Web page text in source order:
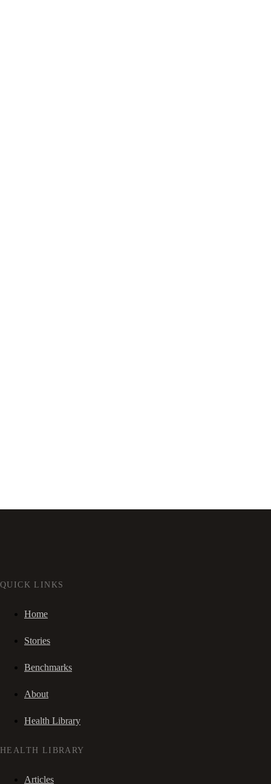
QUICK LINKS
Home
Stories
Benchmarks
About
Health Library
HEALTH LIBRARY
Articles